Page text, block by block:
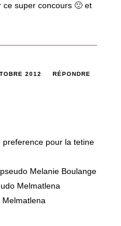
ce super concours 🙂 et
2012 RÉPONDRE
preference pour la tetine
Melanie Boulange
Melmatlena